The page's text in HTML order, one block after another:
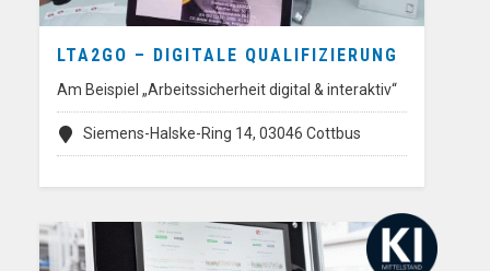
LTA2GO – DIGITALE QUALIFIZIERUNG
Am Beispiel „Arbeitssicherheit digital & interaktiv“
Siemens-Halske-Ring 14, 03046 Cottbus